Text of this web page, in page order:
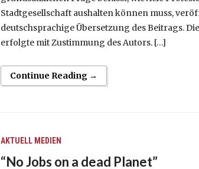
Stadtgesellschaft aushalten können muss,
deutschsprachige Übersetzung des Beitrags.
erfolgte mit Zustimmung des Autors. […]
Continue Reading →
AKTUELL MEDIEN
“No Jobs on a dead Planet”